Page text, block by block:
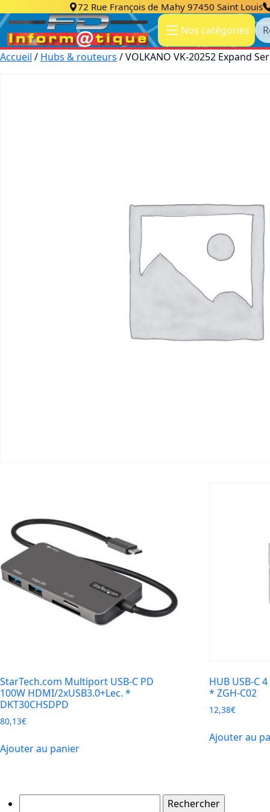
72 Rue François de Mahy 97450 Saint Louis
Nos catégories
Accueil / Hubs & routeurs / VOLKANO VK-20252 Expand
StarTech.com Multiport USB-C PD
100W HDMI/2xUSB3.0+Lec. *
DKT30CHSDPD
80,13€
Ajouter au panier
HUB USB-C
* ZGH-C02
12,38€
Ajouter au